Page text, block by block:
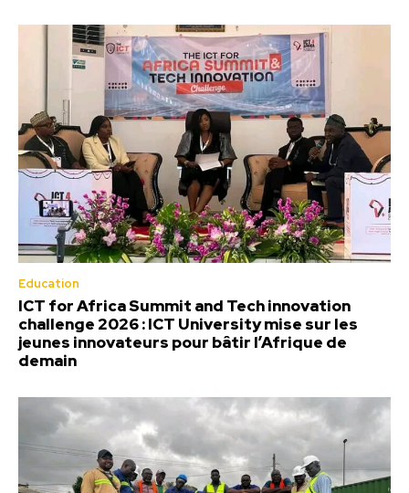
Education
ICT for Africa Summit and Tech innovation
challenge 2026 : ICT University mise sur les
jeunes innovateurs pour bâtir l’Afrique de
demain